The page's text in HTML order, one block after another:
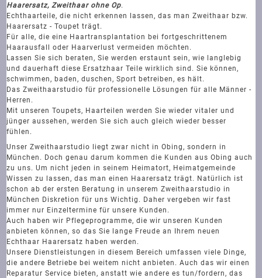
Haarersatz, Zweithaar ohne Op.
Echthaarteile, die nicht erkennen lassen, das man Zweithaar bzw.
Haarersatz - Toupet trägt.
Für alle, die eine Haartransplantation bei fortgeschrittenem
Haarausfall oder Haarverlust vermeiden möchten.
Lassen Sie sich beraten, Sie werden erstaunt sein, wie langlebig
und dauerhaft diese Ersatzhaar Teile wirklich sind. Sie können,
schwimmen, baden, duschen, Sport betreiben, es hält.
Das Zweithaarstudio für professionelle Lösungen für alle Männer -
Herren.
Mit unseren Toupets, Haarteilen werden Sie wieder vitaler und
jünger aussehen, werden Sie sich auch gleich wieder besser
fühlen.
Unser Zweithaarstudio liegt zwar nicht in Obing, sondern in
München. Doch genau darum kommen die Kunden aus Obing auch
zu uns. Um nicht jeden in seinem Heimatort, Heimatgemeinde
Wissen zu lassen, das man einen Haarersatz trägt. Natürlich ist
schon ab der ersten Beratung in unserem Zweithaarstudio in
München Diskretion für uns Wichtig. Daher vergeben wir fast
immer nur Einzeltermine für unsere Kunden.
Auch haben wir Pflegeprogramme, die wir unseren Kunden
anbieten können, so das Sie lange Freude an Ihrem neuen
Echthaar Haarersatz haben werden.
Unsere Dienstleistungen in diesem Bereich umfassen viele Dinge,
die andere Betriebe bei weitem nicht anbieten. Auch das wir einen
Reparatur Service bieten, anstatt wie andere es tun/fordern, das